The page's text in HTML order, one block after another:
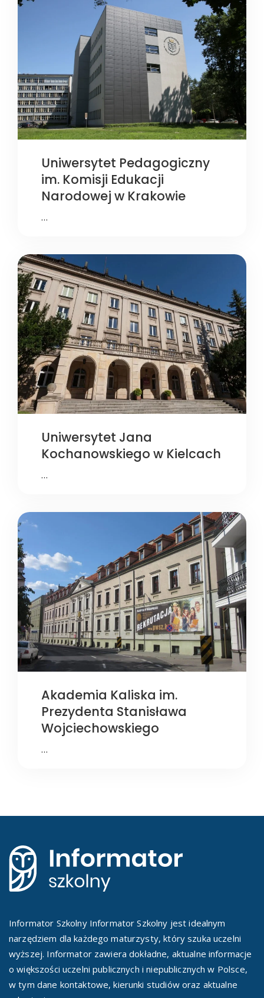
Uniwersytet Pedagogiczny
im. Komisji Edukacji
Narodowej w Krakowie
…
Uniwersytet Jana
Kochanowskiego w Kielcach
…
Akademia Kaliska im.
Prezydenta Stanisława
Wojciechowskiego
…
Informator Szkolny Informator Szkolny jest idealnym
narzędziem dla każdego maturzysty, który szuka uczelni
wyższej. Informator zawiera dokładne, aktualne informacje
o większości uczelni publicznych i niepublicznych w Polsce,
w tym dane kontaktowe, kierunki studiów oraz aktualne